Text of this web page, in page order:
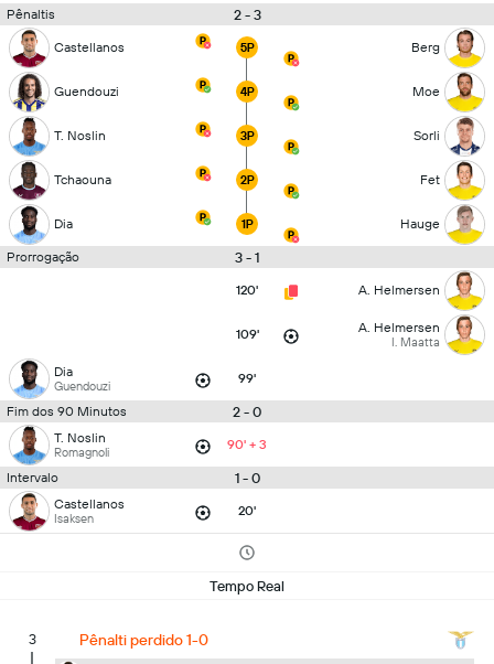
Pênaltis 2 - 3
Castellanos 5P Berg
Guendouzi 4P Moe
T. Noslin 3P Sorli
Tchaouna 2P Fet
Dia 1P Hauge
Prorrogação 3 - 1
120' A. Helmersen
109' A. Helmersen
I. Maatta
Dia
Guendouzi 99'
Fim dos 90 Minutos 2 - 0
T. Noslin
Romagnoli 90' + 3
Intervalo 1 - 0
Castellanos
Isaksen 20'
Tempo Real
3 Pênalti perdido 1-0